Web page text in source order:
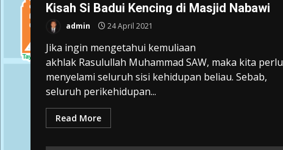
Kisah Si Badui Kencing di Masjid Nabawi
admin 24 April 2021
Jika ingin mengetahui kemuliaan
akhlak Rasulullah Muhammad SAW, maka kita perlu
menyelami seluruh sisi kehidupan beliau. Sebab,
seluruh perikehidupan...
Read More